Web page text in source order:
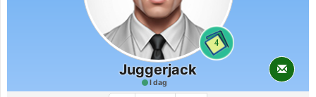
4
Juggerjack
I dag